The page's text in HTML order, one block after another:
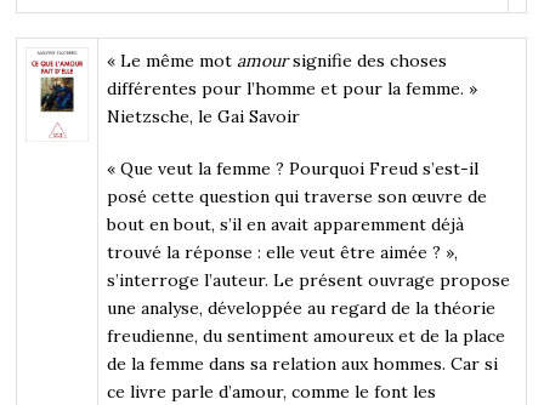
« Le même motamoursignifie des choses
différentes pour l’homme et pour la femme. »
Nietzsche, le Gai Savoir
« Que veut la femme ? Pourquoi Freud s’est-il
posé cette question qui traverse son œuvre de
bout en bout, s’il en avait apparemment déjà
trouvé la réponse : elle veut être aimée ? »,
s’interroge l’auteur. Le présent ouvrage propose
une analyse, développée au regard de la théorie
freudienne, du sentiment amoureux et de la place
de la femme dans sa relation aux hommes. Car si
ce livre parle d’amour, comme le font les